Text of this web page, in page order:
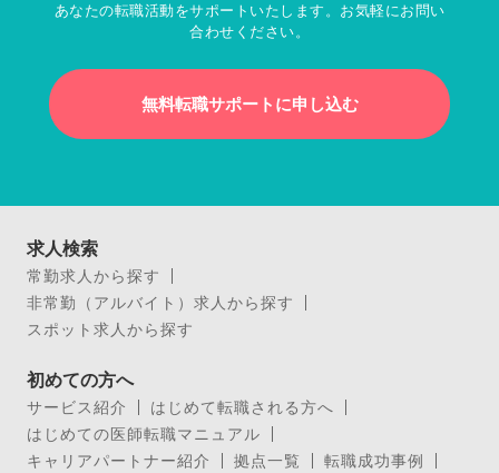
あなたの転職活動をサポートいたします。お気軽にお問い
合わせください。
無料転職サポートに申し込む
求人検索
常勤求人から探す
非常勤（アルバイト）求人から探す
スポット求人から探す
初めての方へ
サービス紹介
はじめて転職される方へ
はじめての医師転職マニュアル
キャリアパートナー紹介
拠点一覧
転職成功事例